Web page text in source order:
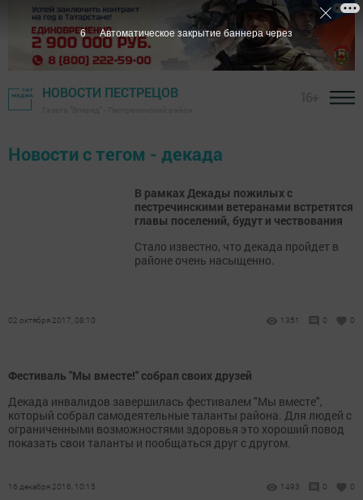
НОВОСТИ ПЕСТРЕЦОВ
Новости с тегом - декада
В рамках Декады пожилых с
пестречинскими ветеранами встретятся
главы поселений, будут и чествования
Стало известно, что декада пройдет в
районе очень насыщенно.
02 октября 2017, 08:10 1351 0 0
Фестиваль "Мы вместе!" собрал своих друзей
Декада инвалидов завершилась фестивалем "Мы вместе",
который собрал самодеятельные таланты района. Для людей с
ограниченными возможностями здоровья это хороший повод
показать свои таланты и пообщаться друг с другом.
16 декабря 2016, 10:15 1493 0 0
6 Автоматическое закрытие баннера через